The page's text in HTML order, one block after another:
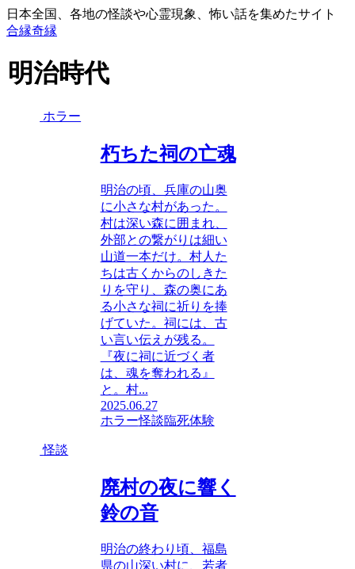
日本全国、各地の怪談や心霊現象、怖い話を集めたサイト
合縁奇縁
明治時代
ホラー
朽ちた祠の亡魂
明治の頃、兵庫の山奥
に小さな村があった。
村は深い森に囲まれ、
外部との繋がりは細い
山道一本だけ。村人た
ちは古くからのしきた
りを守り、森の奥にあ
る小さな祠に祈りを捧
げていた。祠には、古
い言い伝えが残る。
『夜に祠に近づく者
は、魂を奪われる』
と。村...
2025.06.27
ホラー怪談臨死体験
怪談
廃村の夜に響く
鈴の音
明治の終わり頃、福島
県の山深い村に、若者